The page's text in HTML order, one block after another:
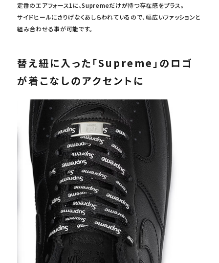
定番のエアフォース1に、Supremeだけが持つ存在感をプラス。
サイドヒールにさりげなくあしらわれているので、幅広いファッションと
組み合わせる事が可能です。
替え紐に入った「Supreme」のロゴ
が着こなしのアクセントに